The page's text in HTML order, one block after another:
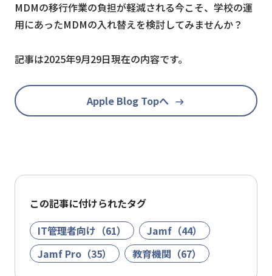
MDMの移行作業の負担が軽減される今こそ、学校の運
用にあったMDMの入れ替えを検討してみませんか？
記事は2025年9月29日現在の内容です。
Apple Blog Topへ
この記事に付けられたタグ
IT管理者向け（61）
Jamf（44）
Jamf Pro（35）
教育機関（67）